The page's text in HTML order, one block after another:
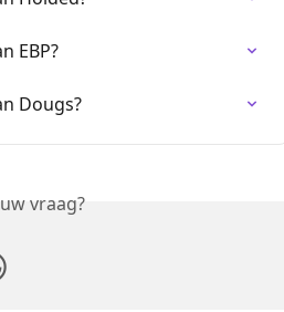
EBP?
Dougs?
vraag?